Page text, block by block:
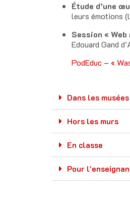
Étude d’une
leurs émotions
Session « Web
Edouard Gand
PodEduc – «
Dans les musées
Hors les murs
En classe
Pour